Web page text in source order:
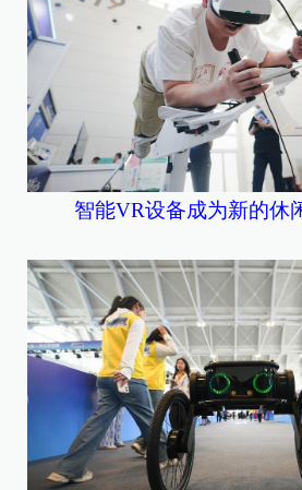
智能VR设备成为新的休